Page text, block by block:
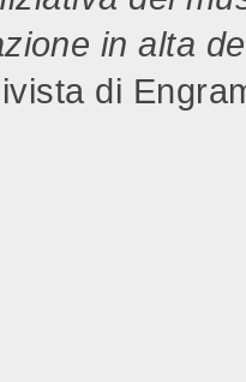
in alta
di